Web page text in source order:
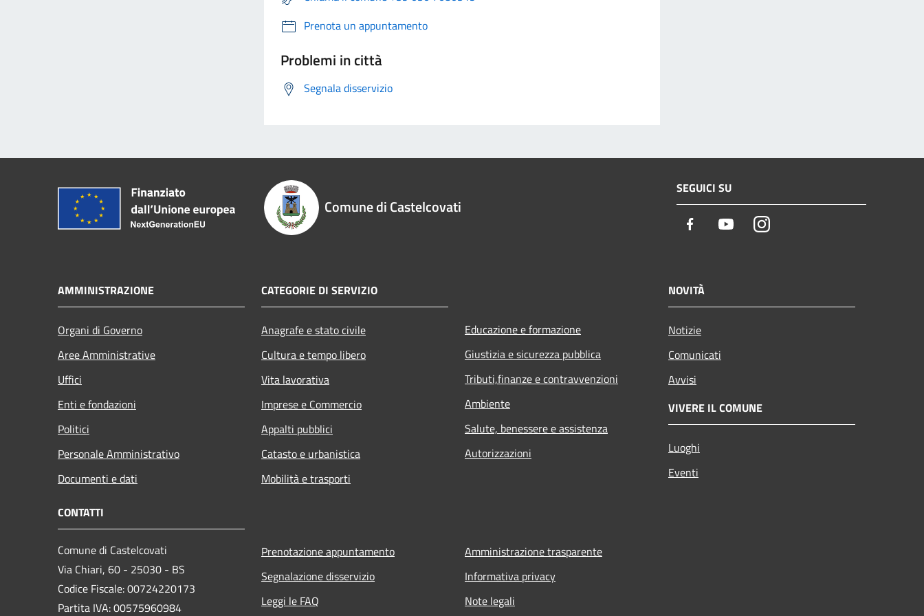
Prenota un appuntamento
Problemi in città
Segnala disservizio
Comune di Castelcovati
SEGUICI SU
Facebook YoutubeInstagram
AMMINISTRAZIONE
Organi di Governo
Aree Amministrative
Uffici
Enti e fondazioni
Politici
Personale Amministrativo
Documenti e dati
CATEGORIE DI SERVIZIO
Anagrafe e stato civile
Cultura e tempo libero
Vita lavorativa
Imprese e Commercio
Appalti pubblici
Catasto e urbanistica
Mobilità e trasporti
Educazione e formazione
Giustizia e sicurezza pubblica
Tributi,finanze e contravvenzioni
Ambiente
Salute, benessere e assistenza
Autorizzazioni
NOVITÀ
Notizie
Comunicati
Avvisi
VIVERE IL COMUNE
Luoghi
Eventi
CONTATTI
Comune di Castelcovati
Via Chiari, 60 - 25030 - BS
Codice Fiscale: 00724220173
Partita IVA: 00575960984
Prenotazione appuntamento
Segnalazione disservizio
Leggi le FAQ
Amministrazione trasparente
Informativa privacy
Note legali